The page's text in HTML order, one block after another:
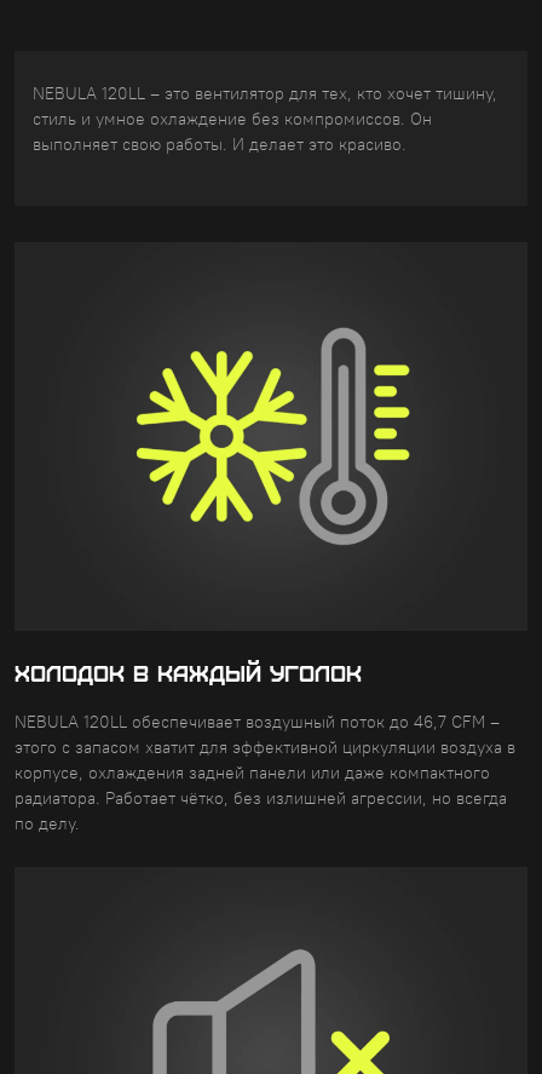
NEBULA 120LL – это вентилятор для тех, кто хочет тишину,
стиль и умное охлаждение без компромиссов. Он
выполняет свою работы. И делает это красиво.
ХОЛОДОК В КАЖДЫЙ УГОЛОК
NEBULA 120LL обеспечивает воздушный поток до 46,7 CFM –
этого с запасом хватит для эффективной циркуляции воздуха в
корпусе, охлаждения задней панели или даже компактного
радиатора. Работает чётко, без излишней агрессии, но всегда
по делу.